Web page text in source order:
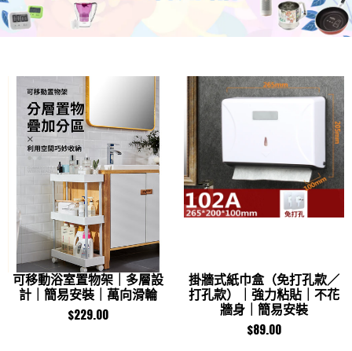
可移動浴室置物架｜多層設
計｜簡易安裝｜萬向滑輪
$229.00
掛牆式紙巾盒（免打孔款／
打孔款）｜強力粘貼｜不花
牆身｜簡易安裝
$89.00